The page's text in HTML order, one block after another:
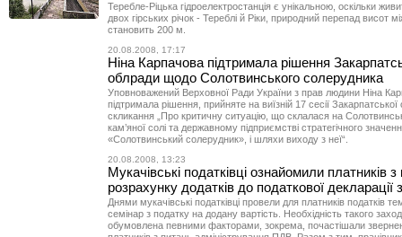
Теребле-Ріцька гідроелектростанція є унікальною, оскільки
двох гірських річок - Тереблі й Ріки, природний перепад висот
становить 200 м.
20.08.2008, 17:17
Ніна Карпачова підтримала рішення
облради щодо Солотвинського солерудника
Уповноважений Верховної Ради України з прав людини Ніна
підтримала рішення, прийняте на виїзній 17 сесії
скликання „Про критичну ситуацію, що склалася на
кам’яної солі та державному підприємстві стратегічного
«Солотвинський солерудник», і шляхи виходу з неї“.
20.08.2008, 13:23
Мукачівські податківці ознайомили платників
розрахунку додатків до податкової
Днями мукачівські податківці провели для платників податків
семінар з податку на додану вартість. Необхідність такого
обумовлена певними факторами, зокрема, почастішали